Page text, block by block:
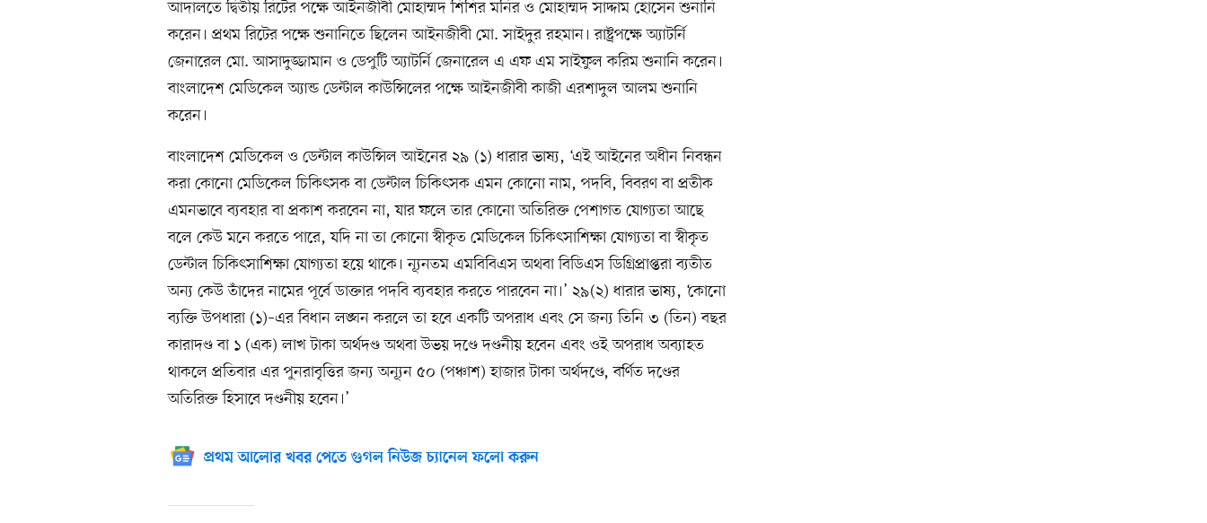
আদালতে দ্বিতীয় রিটের পক্ষে আইনজীবী মোহাম্মদ শিশির মনির ও মোহাম্মদ সাদ্দাম হোসেন শুনানি
করেন। প্রথম রিটের পক্ষে শুনানিতে ছিলেন আইনজীবী মো. সাইদুর রহমান। রাষ্ট্রপক্ষে অ্যাটর্নি
জেনারেল মো. আসাদুজ্জামান ও ডেপুটি অ্যাটর্নি জেনারেল এ এফ এম সাইফুল করিম শুনানি করেন।
বাংলাদেশ মেডিকেল অ্যান্ড ডেন্টাল কাউন্সিলের পক্ষে আইনজীবী কাজী এরশাদুল আলম শুনানি
করেন।
বাংলাদেশ মেডিকেল ও ডেন্টাল কাউন্সিল আইনের ২৯ (১) ধারার ভাষ্য, ‘এই আইনের অধীন নিবন্ধন
করা কোনো মেডিকেল চিকিৎসক বা ডেন্টাল চিকিৎসক এমন কোনো নাম, পদবি, বিবরণ বা প্রতীক
এমনভাবে ব্যবহার বা প্রকাশ করবেন না, যার ফলে তার কোনো অতিরিক্ত পেশাগত যোগ্যতা আছে
বলে কেউ মনে করতে পারে, যদি না তা কোনো স্বীকৃত মেডিকেল চিকিৎসাশিক্ষা যোগ্যতা বা স্বীকৃত
ডেন্টাল চিকিৎসাশিক্ষা যোগ্যতা হয়ে থাকে। ন্যূনতম এমবিবিএস অথবা বিডিএস ডিগ্রিপ্রাপ্তরা ব্যতীত
অন্য কেউ তাঁদের নামের পূর্বে ডাক্তার পদবি ব্যবহার করতে পারবেন না।’ ২৯(২) ধারার ভাষ্য, ‘কোনো
ব্যক্তি উপধারা (১)–এর বিধান লঙ্ঘন করলে তা হবে একটি অপরাধ এবং সে জন্য তিনি ৩ (তিন) বছর
কারাদণ্ড বা ১ (এক) লাখ টাকা অর্থদণ্ড অথবা উভয় দণ্ডে দণ্ডনীয় হবেন এবং ওই অপরাধ অব্যাহত
থাকলে প্রতিবার এর পুনরাবৃত্তির জন্য অন্যূন ৫০ (পঞ্চাশ) হাজার টাকা অর্থদণ্ডে, বর্ণিত দণ্ডের
অতিরিক্ত হিসাবে দণ্ডনীয় হবেন।’
প্রথম আলোর খবর পেতে গুগল নিউজ চ্যানেল ফলো করুন